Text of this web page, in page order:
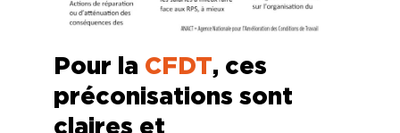
Pour la CFDT, ces
préconisations sont
claires et